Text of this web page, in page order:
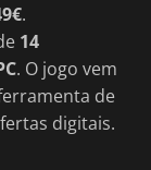
.
14
. O jogo vem
de
digitais.